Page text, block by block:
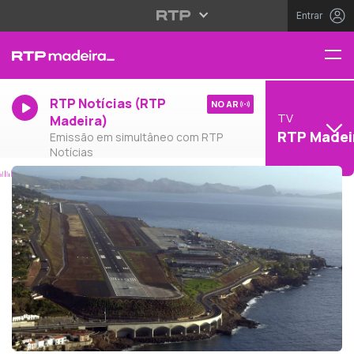
Entrar
RTP Notícias (RTP
Madeira)
Emissão em simultâneo com RTP
Notícias
NO AR
TV
RTP